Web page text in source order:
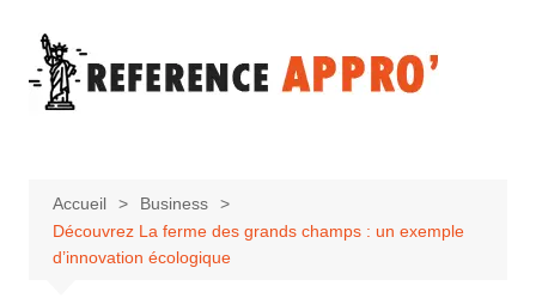
contenu
Accueil
Business
Découvrez La ferme des grands champs : un exemple
d’innovation écologique